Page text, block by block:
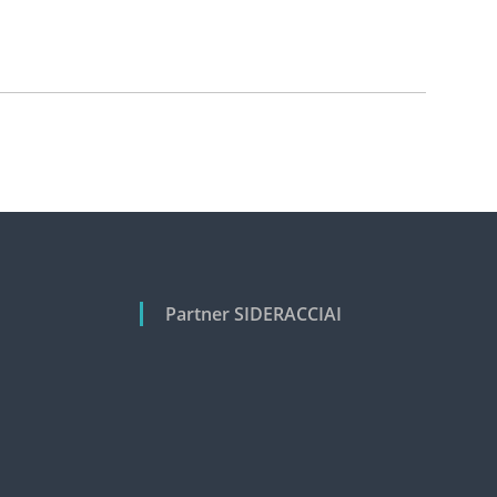
Partner SIDERACCIAI